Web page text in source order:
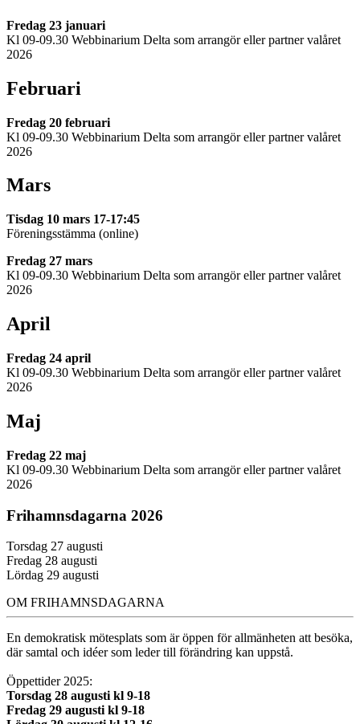
Fredag 23 januari
Kl 09-09.30 Webbinarium Delta som arrangör eller partner valåret
2026
Februari
Fredag 20 februari
Kl 09-09.30 Webbinarium Delta som arrangör eller partner valåret
2026
Mars
Tisdag 10 mars 17-17:45
Föreningsstämma (online)
Fredag 27 mars
Kl 09-09.30 Webbinarium Delta som arrangör eller partner valåret
2026
April
Fredag 24 april
Kl 09-09.30 Webbinarium Delta som arrangör eller partner valåret
2026
Maj
Fredag 22 maj
Kl 09-09.30 Webbinarium Delta som arrangör eller partner valåret
2026
Frihamnsdagarna 2026
Torsdag 27 augusti
Fredag 28 augusti
Lördag 29 augusti
OM FRIHAMNSDAGARNA
En demokratisk mötesplats som är öppen för allmänheten att besöka,
där samtal och idéer som leder till förändring kan uppstå.
Öppettider 2025:
Torsdag 28 augusti kl 9-18
Fredag 29 augusti kl 9-18